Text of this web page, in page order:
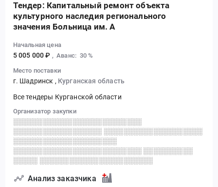
Тендер: Капитальный ремонт объекта
культурного наследия регионального
значения Больница им. А
Начальная цена
5 005 000 ₽ , Аванс: 30 %
Место поставки
г. Шадринск , Курганская область
Все тендеры Курганской области
Организатор закупки
░░░░░░░░░░░░░░░░░░░░░░░░░░
░░░░░░░░░░░░░░░░░░ ░░░░░░░░░░░░░░░░░░░░
░░░░░░░░░░░░░░░░░░░░░
░░░░░░░░░░░░░░░░░░░░░░░░░░ ░░░░░░░░░░
░░░░░ ░░░░░░░░░░░░░░░░░░░░░░░
Анализ заказчика